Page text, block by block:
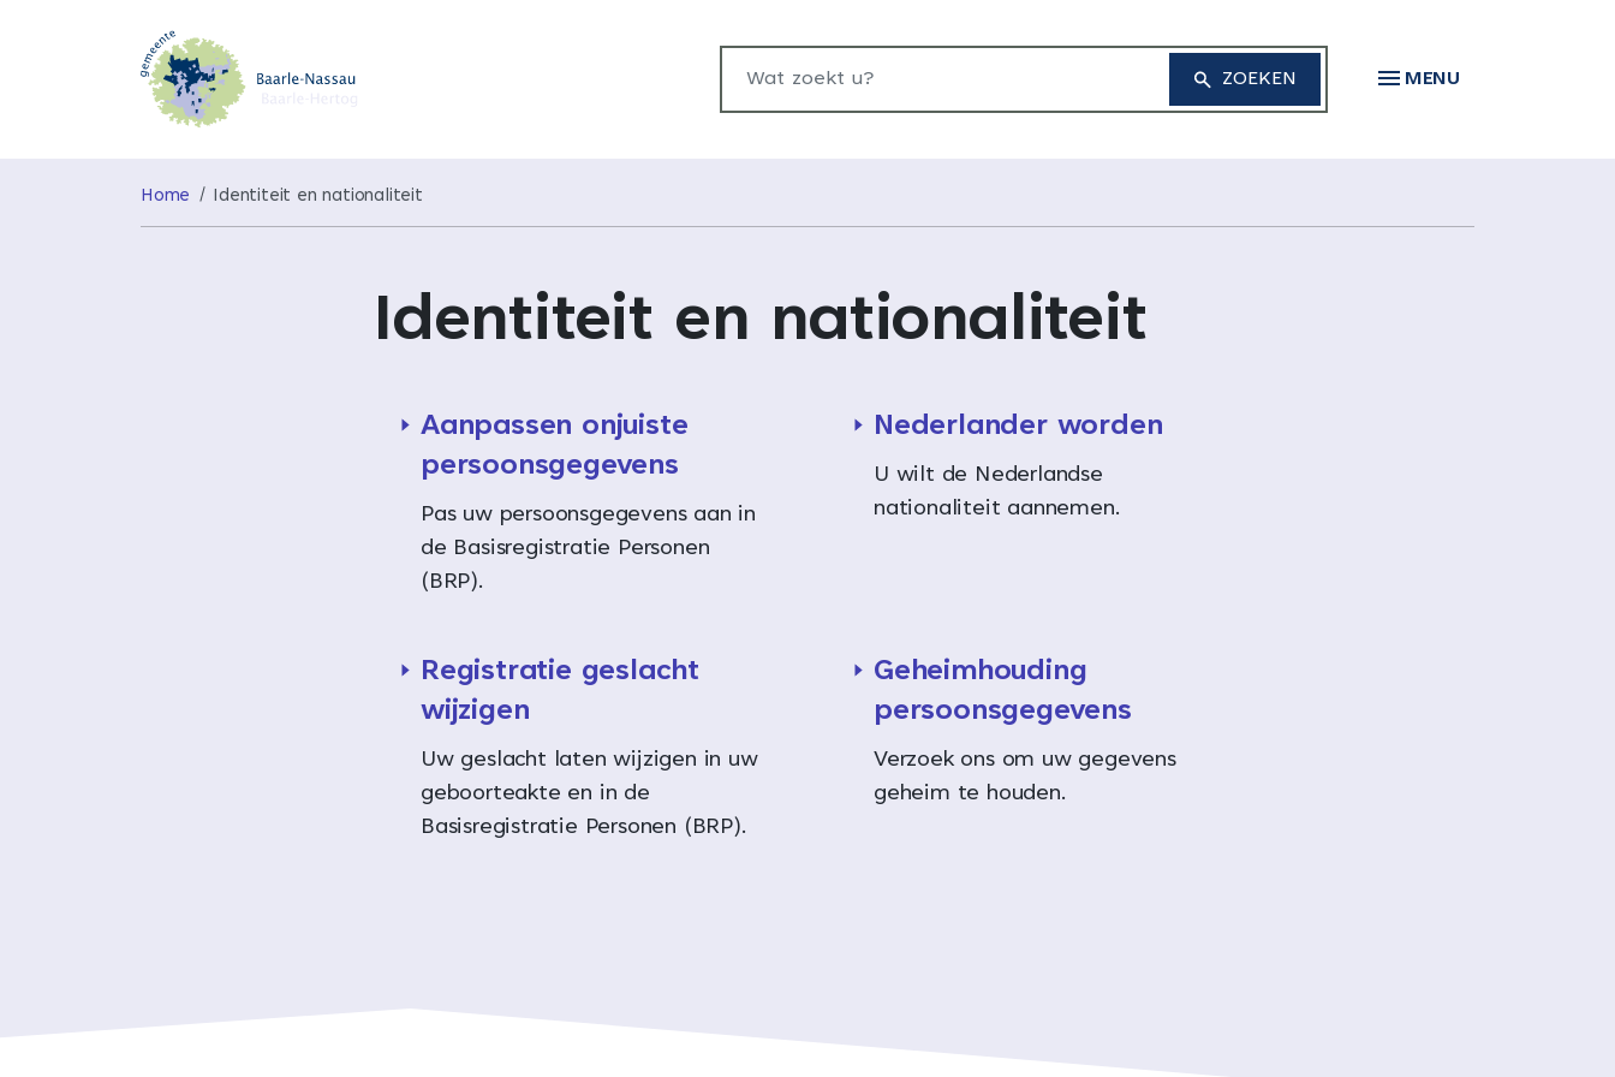
Wat zoekt u? MENU
Home Identiteit en nationaliteit
Identiteit en nationaliteit
Aanpassen onjuiste
persoonsgegevens
Pas uw persoonsgegevens aan in
de Basisregistratie Personen
(BRP).
Nederlander worden
U wilt de Nederlandse
nationaliteit aannemen.
Registratie geslacht
wijzigen
Uw geslacht laten wijzigen in uw
geboorteakte en in de
Basisregistratie Personen (BRP).
Geheimhouding
persoonsgegevens
Verzoek ons om uw gegevens
geheim te houden.